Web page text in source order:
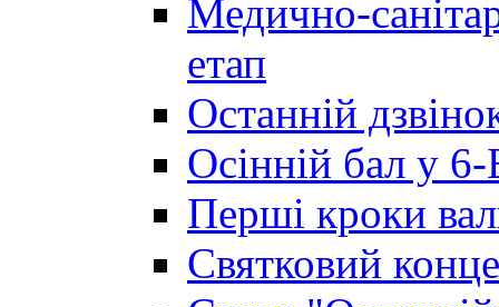
Медично-
етап
Останній
Осінній бал у 6-
Перші кроки
Святковий